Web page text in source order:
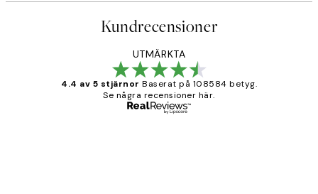
Kundrecensioner
UTMÄRKTA
4.4 av 5 stjärnor Baserat på 108584 betyg.
Se några recensioner här.